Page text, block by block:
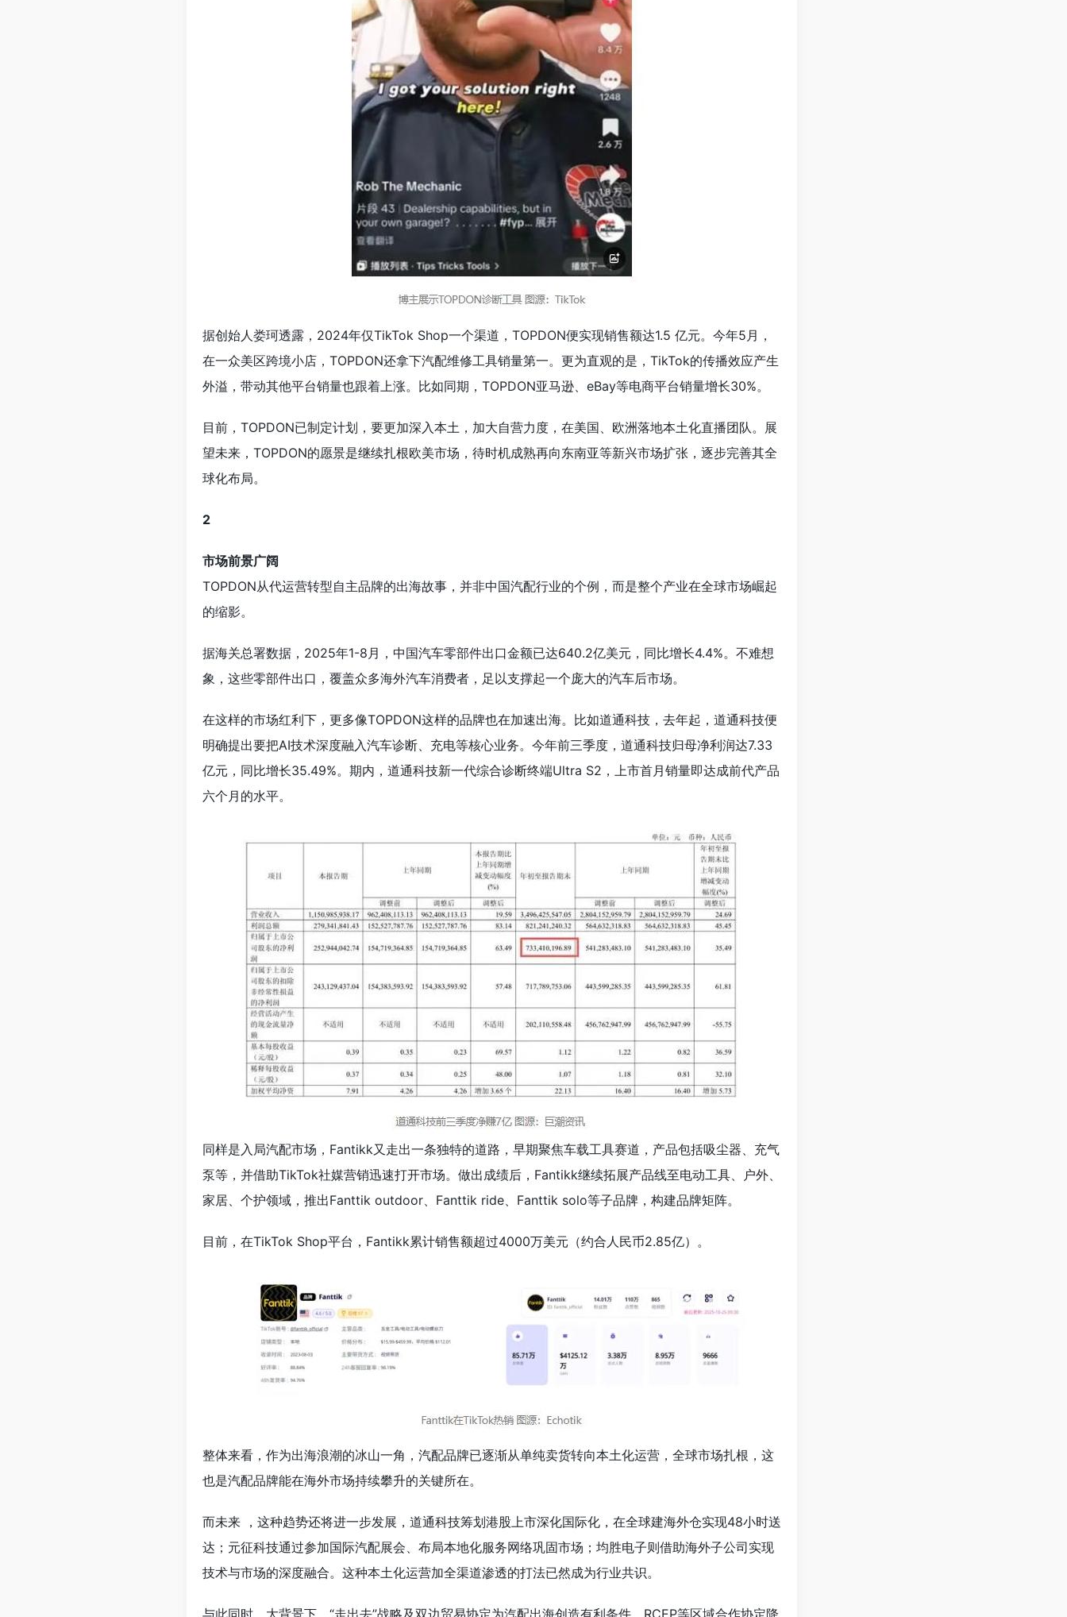
据创始人娄珂透露，2024年仅TikTok Shop一个渠道，TOPDON便实现销售额达1.5 亿元。今年5月，
在一众美区跨境小店，TOPDON还拿下汽配维修工具销量第一。更为直观的是，TikTok的传播效应产生
外溢，带动其他平台销量也跟着上涨。比如同期，TOPDON亚马逊、eBay等电商平台销量增长30%。
目前，TOPDON已制定计划，要更加深入本土，加大自营力度，在美国、欧洲落地本土化直播团队。展
望未来，TOPDON的愿景是继续扎根欧美市场，待时机成熟再向东南亚等新兴市场扩张，逐步完善其全
球化布局。
2
市场前景广阔
TOPDON从代运营转型自主品牌的出海故事，并非中国汽配行业的个例，而是整个产业在全球市场崛起
的缩影。
据海关总署数据，2025年1-8月，中国汽车零部件出口金额已达640.2亿美元，同比增长4.4%。不难想
象，这些零部件出口，覆盖众多海外汽车消费者，足以支撑起一个庞大的汽车后市场。
在这样的市场红利下，更多像TOPDON这样的品牌也在加速出海。比如道通科技，去年起，道通科技便
明确提出要把AI技术深度融入汽车诊断、充电等核心业务。今年前三季度，道通科技归母净利润达7.33
亿元，同比增长35.49%。期内，道通科技新一代综合诊断终端Ultra S2，上市首月销量即达成前代产品
六个月的水平。
同样是入局汽配市场，Fantikk又走出一条独特的道路，早期聚焦车载工具赛道，产品包括吸尘器、充气
泵等，并借助TikTok社媒营销迅速打开市场。做出成绩后，Fantikk继续拓展产品线至电动工具、户外、
家居、个护领域，推出Fanttik outdoor、Fanttik ride、Fanttik solo等子品牌，构建品牌矩阵。
目前，在TikTok Shop平台，Fantikk累计销售额超过4000万美元（约合人民币2.85亿）。
整体来看，作为出海浪潮的冰山一角，汽配品牌已逐渐从单纯卖货转向本土化运营，全球市场扎根，这
也是汽配品牌能在海外市场持续攀升的关键所在。
而未来 ，这种趋势还将进一步发展，道通科技筹划港股上市深化国际化，在全球建海外仓实现48小时送
达；元征科技通过参加国际汽配展会、布局本地化服务网络巩固市场；均胜电子则借助海外子公司实现
技术与市场的深度融合。这种本土化运营加全渠道渗透的打法已然成为行业共识。
与此同时，大背景下，“走出去”战略及双边贸易协定为汽配出海创造有利条件。RCEP等区域合作协定降